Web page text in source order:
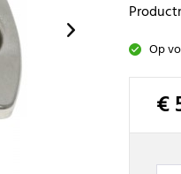
Op
€